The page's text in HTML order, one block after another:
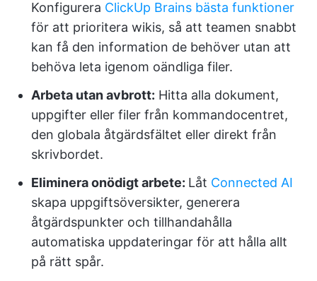
Konfigurera ClickUp Brains bästa funktioner
för att prioritera wikis, så att teamen snabbt
kan få den information de behöver utan att
behöva leta igenom oändliga filer.
Arbeta utan avbrott: Hitta alla dokument,
uppgifter eller filer från kommandocentret,
den globala åtgärdsfältet eller direkt från
skrivbordet.
Eliminera onödigt arbete: Låt Connected AI
skapa uppgiftsöversikter, generera
åtgärdspunkter och tillhandahålla
automatiska uppdateringar för att hålla allt
på rätt spår.